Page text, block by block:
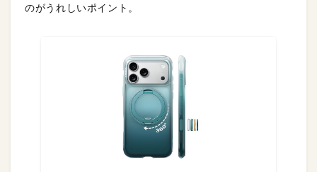
のがうれしいポイント。